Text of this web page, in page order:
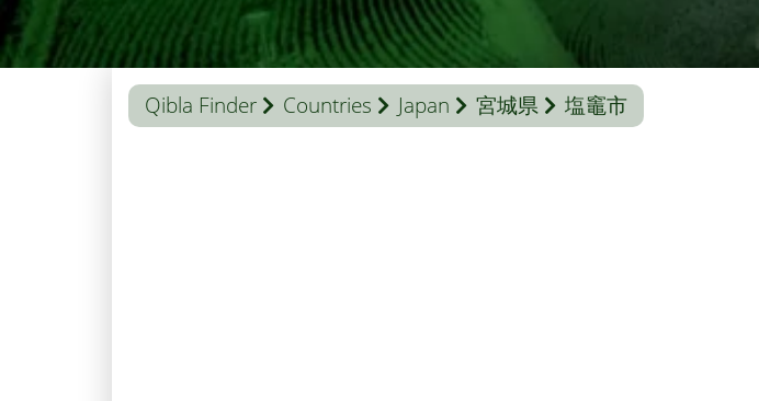
Qibla Finder Countries Japan 宮城県 塩竈市